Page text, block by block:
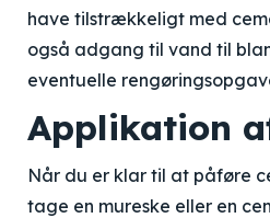
have tilstrækkeligt med
også adgang til vand til
eventuelle
Applikation
Når du er klar til at påføre
tage en mureske eller en